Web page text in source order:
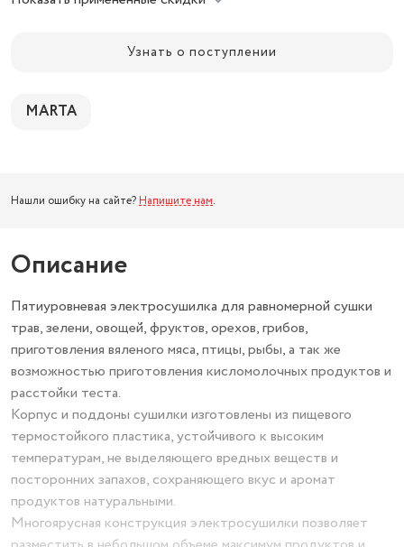
Узнать о поступлении
MARTA
Нашли ошибку на сайте? Напишите нам.
Описание
Пятиуровневая электросушилка для равномерной сушки
трав, зелени, овощей, фруктов, орехов, грибов,
приготовления вяленого мяса, птицы, рыбы, а так же
возможностью приготовления кисломолочных продуктов и
расстойки теста.
Корпус и поддоны сушилки изготовлены из пищевого
термостойкого пластика, устойчивого к высоким
температурам, не выделяющего вредных веществ и
посторонних запахов, сохраняющего вкус и аромат
продуктов натуральными.
Многоярусная конструкция электросушилки позволяет